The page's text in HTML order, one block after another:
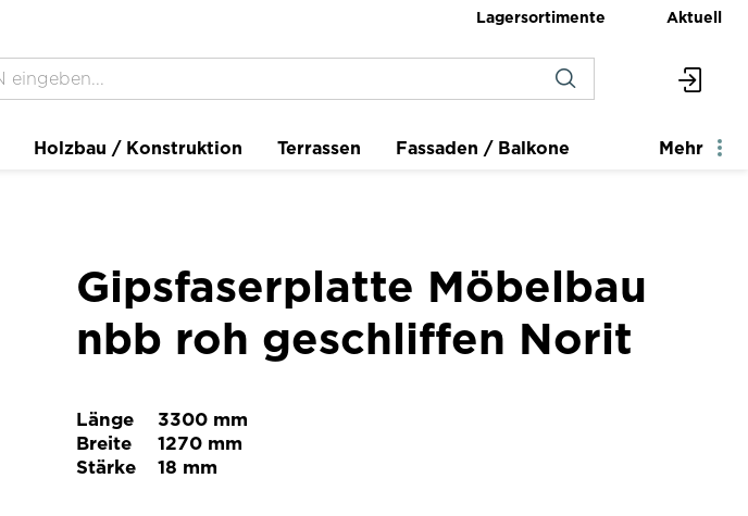
Lagersortimente Aktuell
Holzbau / Konstruktion Terrassen Fassaden / Balkone Mehr
Gipsfaserplatte Möbelbau
nbb roh geschliffen Norit
Länge
3300 mm
Breite
1270 mm
Stärke
18 mm